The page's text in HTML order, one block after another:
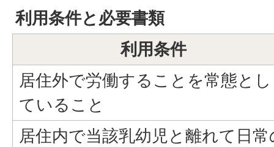
利用条件と必要書類
利用条件
居住外で労働することを常態とし
ていること
居住内で当該乳幼児と離れて日常